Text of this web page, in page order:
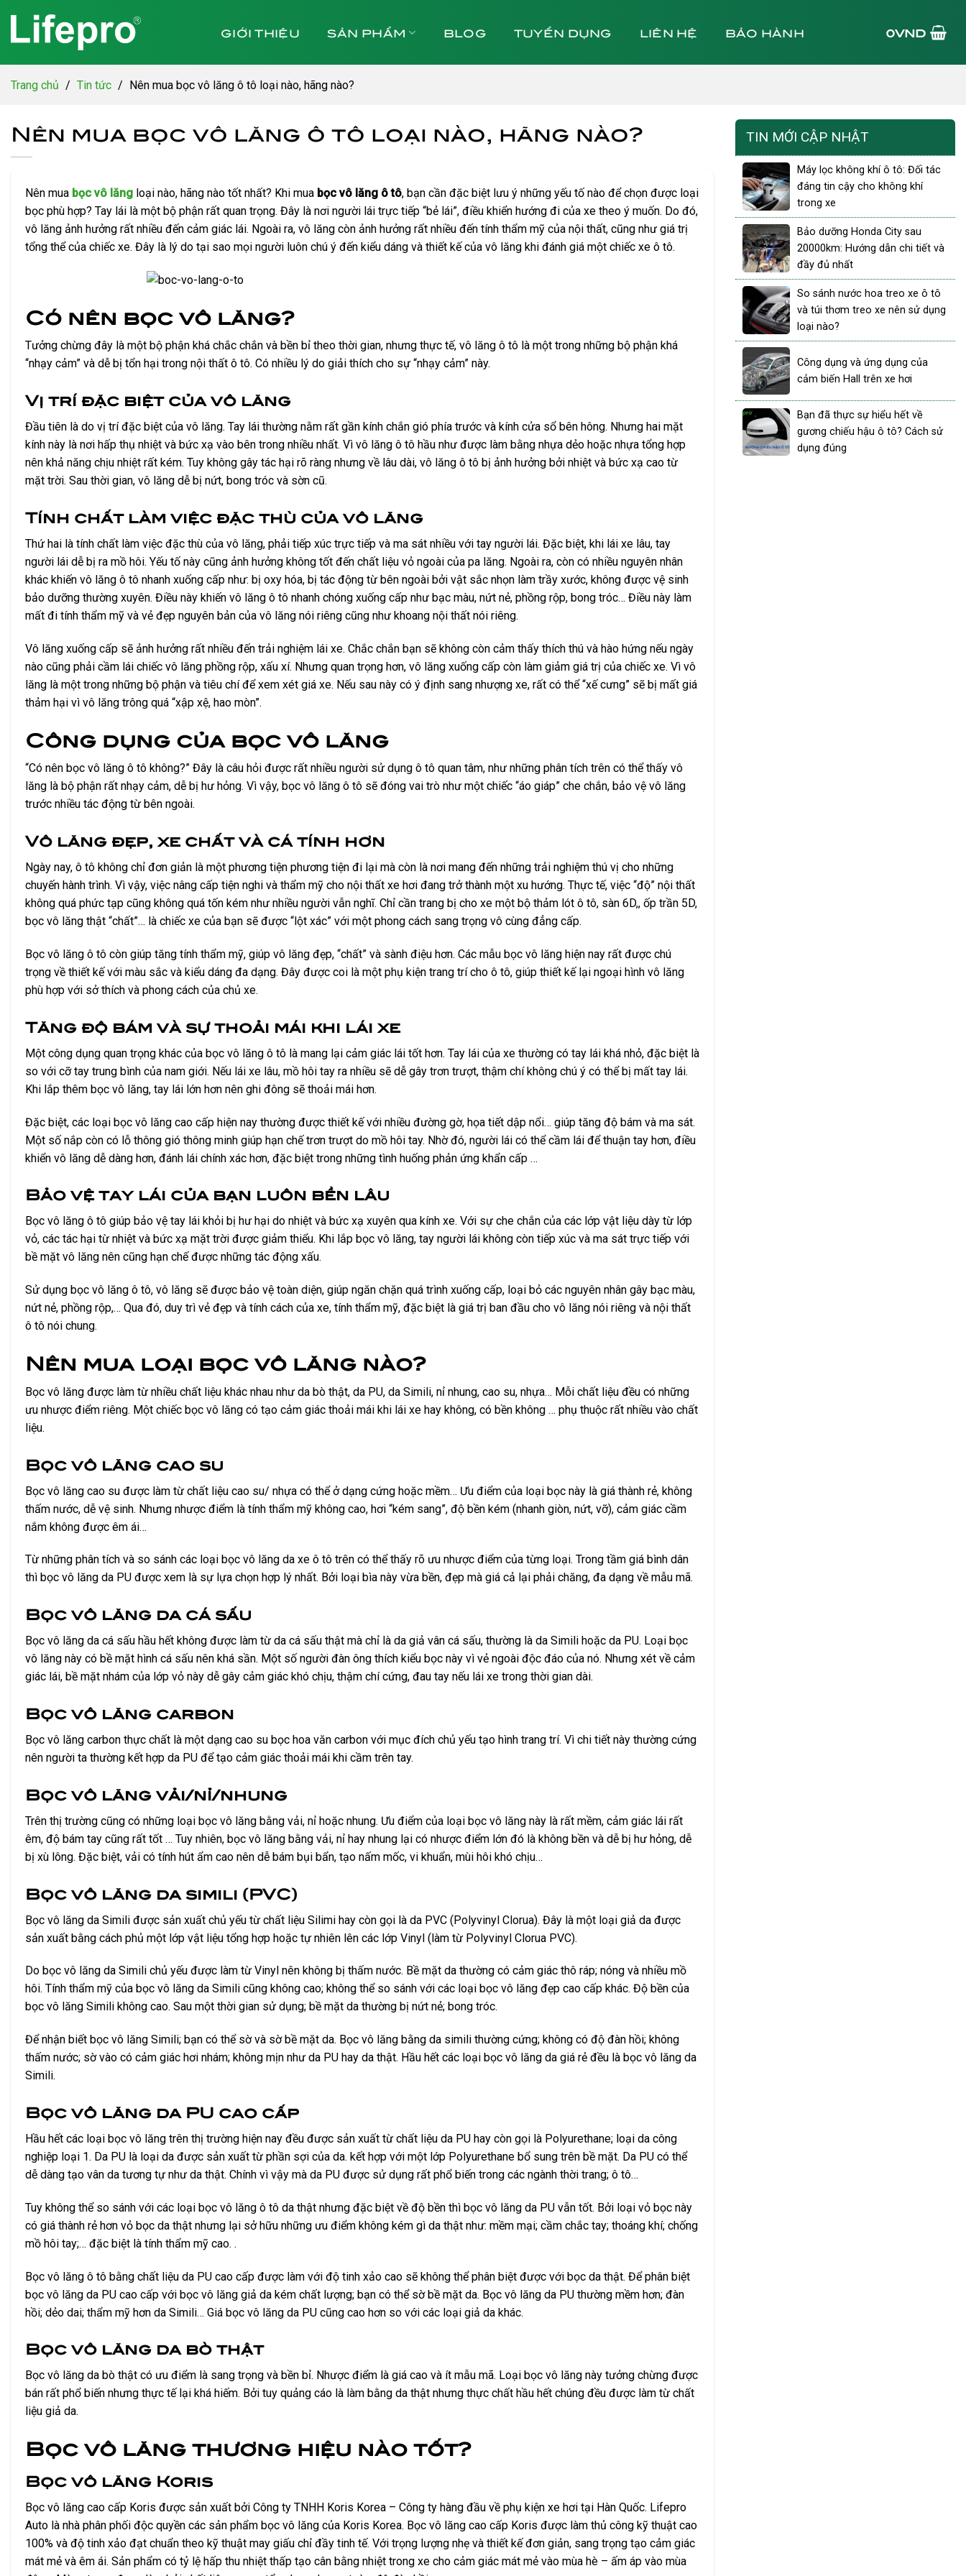
nội
dung
GIỚI THIỆU SẢN PHẨM BLOG TUYỂN DỤNG LIÊN HỆ BẢO HÀNH 0VND
Trang chủ / Tin tức / Nên mua bọc vô lăng ô tô loại nào, hãng nào?
Nên mua bọc vô lăng ô tô loại nào, hãng nào?
Nên mua bọc vô lăng loại nào, hãng nào tốt nhất? Khi mua bọc vô lăng ô tô, bạn cần đặc biệt lưu ý những yếu tố nào để chọn được loại
bọc phù hợp? Tay lái là một bộ phận rất quan trọng. Đây là nơi người lái trực tiếp “bẻ lái”, điều khiển hướng đi của xe theo ý muốn. Do đó,
vô lăng ảnh hưởng rất nhiều đến cảm giác lái. Ngoài ra, vô lăng còn ảnh hưởng rất nhiều đến tính thẩm mỹ của nội thất, cũng như giá trị
tổng thể của chiếc xe. Đây là lý do tại sao mọi người luôn chú ý đến kiểu dáng và thiết kế của vô lăng khi đánh giá một chiếc xe ô tô.
Có nên bọc vô lăng?
Tưởng chừng đây là một bộ phận khá chắc chắn và bền bỉ theo thời gian, nhưng thực tế, vô lăng ô tô là một trong những bộ phận khá
“nhạy cảm” và dễ bị tổn hại trong nội thất ô tô. Có nhiều lý do giải thích cho sự “nhạy cảm” này.
Vị trí đặc biệt của vô lăng
Đầu tiên là do vị trí đặc biệt của vô lăng. Tay lái thường nằm rất gần kính chắn gió phía trước và kính cửa sổ bên hông. Nhưng hai mặt
kính này là nơi hấp thụ nhiệt và bức xạ vào bên trong nhiều nhất. Vì vô lăng ô tô hầu như được làm bằng nhựa dẻo hoặc nhựa tổng hợp
nên khả năng chịu nhiệt rất kém. Tuy không gây tác hại rõ ràng nhưng về lâu dài, vô lăng ô tô bị ảnh hưởng bởi nhiệt và bức xạ cao từ
mặt trời. Sau thời gian, vô lăng dễ bị nứt, bong tróc và sờn cũ.
Tính chất làm việc đặc thù của vô lăng
Thứ hai là tính chất làm việc đặc thù của vô lăng, phải tiếp xúc trực tiếp và ma sát nhiều với tay người lái. Đặc biệt, khi lái xe lâu, tay
người lái dễ bị ra mồ hôi. Yếu tố này cũng ảnh hưởng không tốt đến chất liệu vỏ ngoài của pa lăng. Ngoài ra, còn có nhiều nguyên nhân
khác khiến vô lăng ô tô nhanh xuống cấp như: bị oxy hóa, bị tác động từ bên ngoài bởi vật sắc nhọn làm trầy xước, không được vệ sinh
bảo dưỡng thường xuyên. Điều này khiến vô lăng ô tô nhanh chóng xuống cấp như bạc màu, nứt nẻ, phồng rộp, bong tróc… Điều này làm
mất đi tính thẩm mỹ và vẻ đẹp nguyên bản của vô lăng nói riêng cũng như khoang nội thất nói riêng.
Vô lăng xuống cấp sẽ ảnh hưởng rất nhiều đến trải nghiệm lái xe. Chắc chắn bạn sẽ không còn cảm thấy thích thú và hào hứng nếu ngày
nào cũng phải cầm lái chiếc vô lăng phồng rộp, xấu xí. Nhưng quan trọng hơn, vô lăng xuống cấp còn làm giảm giá trị của chiếc xe. Vì vô
lăng là một trong những bộ phận và tiêu chí để xem xét giá xe. Nếu sau này có ý định sang nhượng xe, rất có thể “xế cưng” sẽ bị mất giá
thảm hại vì vô lăng trông quá “xập xệ, hao mòn”.
Công dụng của bọc vô lăng
“Có nên bọc vô lăng ô tô không?” Đây là câu hỏi được rất nhiều người sử dụng ô tô quan tâm, như những phân tích trên có thể thấy vô
lăng là bộ phận rất nhạy cảm, dễ bị hư hỏng. Vì vậy, bọc vô lăng ô tô sẽ đóng vai trò như một chiếc “áo giáp” che chắn, bảo vệ vô lăng
trước nhiều tác động từ bên ngoài.
Vô lăng đẹp, xe chất và cá tính hơn
Ngày nay, ô tô không chỉ đơn giản là một phương tiện phương tiện đi lại mà còn là nơi mang đến những trải nghiệm thú vị cho những
chuyến hành trình. Vì vậy, việc nâng cấp tiện nghi và thẩm mỹ cho nội thất xe hơi đang trở thành một xu hướng. Thực tế, việc “độ” nội thất
không quá phức tạp cũng không quá tốn kém như nhiều người vẫn nghĩ. Chỉ cần trang bị cho xe một bộ thảm lót ô tô, sàn 6D,, ốp trần 5D,
bọc vô lăng thật “chất”… là chiếc xe của bạn sẽ được “lột ​​xác” với một phong cách sang trọng vô cùng đẳng cấp.
Bọc vô lăng ô tô còn giúp tăng tính thẩm mỹ, giúp vô lăng đẹp, “chất” và sành điệu hơn. Các mẫu bọc vô lăng hiện nay rất được chú
trọng về thiết kế với màu sắc và kiểu dáng đa dạng. Đây được coi là một phụ kiện trang trí cho ô tô, giúp thiết kế lại ngoại hình vô lăng
phù hợp với sở thích và phong cách của chủ xe.
Tăng độ bám và sự thoải mái khi lái xe
Một công dụng quan trọng khác của bọc vô lăng ô tô là mang lại cảm giác lái tốt hơn. Tay lái của xe thường có tay lái khá nhỏ, đặc biệt là
so với cỡ tay trung bình của nam giới. Nếu lái xe lâu, mồ hôi tay ra nhiều sẽ dễ gây trơn trượt, thậm chí không chú ý có thể bị mất tay lái.
Khi lắp thêm bọc vô lăng, tay lái lớn hơn nên ghi đông sẽ thoải mái hơn.
Đặc biệt, các loại bọc vô lăng cao cấp hiện nay thường được thiết kế với nhiều đường gờ, họa tiết dập nổi… giúp tăng độ bám và ma sát.
Một số nắp còn có lỗ thông gió thông minh giúp hạn chế trơn trượt do mồ hôi tay. Nhờ đó, người lái có thể cầm lái để thuận tay hơn, điều
khiển vô lăng dễ dàng hơn, đánh lái chính xác hơn, đặc biệt trong những tình huống phản ứng khẩn cấp …
Bảo vệ tay lái của bạn luôn bền lâu
Bọc vô lăng ô tô giúp bảo vệ tay lái khỏi bị hư hại do nhiệt và bức xạ xuyên qua kính xe. Với sự che chắn của các lớp vật liệu dày từ lớp
vỏ, các tác hại từ nhiệt và bức xạ mặt trời được giảm thiểu. Khi lắp bọc vô lăng, tay người lái không còn tiếp xúc và ma sát trực tiếp với
bề mặt vô lăng nên cũng hạn chế được những tác động xấu.
Sử dụng bọc vô lăng ô tô, vô lăng sẽ được bảo vệ toàn diện, giúp ngăn chặn quá trình xuống cấp, loại bỏ các nguyên nhân gây bạc màu,
nứt nẻ, phồng rộp,… Qua đó, duy trì vẻ đẹp và tính cách của xe, tính thẩm mỹ, đặc biệt là giá trị ban đầu cho vô lăng nói riêng và nội thất
ô tô nói chung.
Nên mua loại bọc vô lăng nào?
Bọc vô lăng được làm từ nhiều chất liệu khác nhau như da bò thật, da PU, da Simili, nỉ nhung, cao su, nhựa… Mỗi chất liệu đều có những
ưu nhược điểm riêng. Một chiếc bọc vô lăng có tạo cảm giác thoải mái khi lái xe hay không, có bền không … phụ thuộc rất nhiều vào chất
liệu.
Bọc vô lăng cao su
Bọc vô lăng cao su được làm từ chất liệu cao su/ nhựa có thể ở dạng cứng hoặc mềm… Ưu điểm của loại bọc này là giá thành rẻ, không
thấm nước, dễ vệ sinh. Nhưng nhược điểm là tính thẩm mỹ không cao, hơi “kém sang”, độ bền kém (nhanh giòn, nứt, vỡ), cảm giác cầm
nắm không được êm ái…
Từ những phân tích và so sánh các loại bọc vô lăng da xe ô tô trên có thể thấy rõ ưu nhược điểm của từng loại. Trong tầm giá bình dân
thì bọc vô lăng da PU được xem là sự lựa chọn hợp lý nhất. Bởi loại bìa này vừa bền, đẹp mà giá cả lại phải chăng, đa dạng về mẫu mã.
Bọc vô lăng da cá sấu
Bọc vô lăng da cá sấu hầu hết không được làm từ da cá sấu thật mà chỉ là da giả vân cá sấu, thường là da Simili hoặc da PU. Loại bọc
vô lăng này có bề mặt hình cá sấu nên khá sần. Một số người đàn ông thích kiểu bọc này vì vẻ ngoài độc đáo của nó. Nhưng xét về cảm
giác lái, bề mặt nhám của lớp vỏ này dễ gây cảm giác khó chịu, thậm chí cứng, đau tay nếu lái xe trong thời gian dài.
Bọc vô lăng carbon
Bọc vô lăng carbon thực chất là một dạng cao su bọc hoa văn carbon với mục đích chủ yếu tạo hình trang trí. Vì chi tiết này thường cứng
nên người ta thường kết hợp da PU để tạo cảm giác thoải mái khi cầm trên tay.
Bọc vô lăng vải/nỉ/nhung
Trên thị trường cũng có những loại bọc vô lăng bằng vải, nỉ hoặc nhung. Ưu điểm của loại bọc vô lăng này là rất mềm, cảm giác lái rất
êm, độ bám tay cũng rất tốt … Tuy nhiên, bọc vô lăng bằng vải, nỉ hay nhung lại có nhược điểm lớn đó là không bền và dễ bị hư hỏng, dễ
bị xù lông. Đặc biệt, vải có tính hút ẩm cao nên dễ bám bụi bẩn, tạo nấm mốc, vi khuẩn, mùi hôi khó chịu…
Bọc vô lăng da simili (PVC)
Bọc vô lăng da Simili được sản xuất chủ yếu từ chất liệu Silimi hay còn gọi là da PVC (Polyvinyl Clorua). Đây là một loại giả da được
sản xuất bằng cách phủ một lớp vật liệu tổng hợp hoặc tự nhiên lên các lớp Vinyl (làm từ Polyvinyl Clorua PVC).
Do bọc vô lăng da Simili chủ yếu được làm từ Vinyl nên không bị thấm nước. Bề mặt da thường có cảm giác thô ráp; nóng và nhiều mồ
hôi. Tính thẩm mỹ của bọc vô lăng da Simili cũng không cao; không thể so sánh với các loại bọc vô lăng đẹp cao cấp khác. Độ bền của
bọc vô lăng Simili không cao. Sau một thời gian sử dụng; bề mặt da thường bị nứt nẻ; bong tróc.
Để nhận biết bọc vô lăng Simili; bạn có thể sờ và sờ bề mặt da. Bọc vô lăng bằng da simili thường cứng; không có độ đàn hồi; không
thấm nước; sờ vào có cảm giác hơi nhám; không mịn như da PU hay da thật. Hầu hết các loại bọc vô lăng da giá rẻ đều là bọc vô lăng da
Simili.
Bọc vô lăng da PU cao cấp
Hầu hết các loại bọc vô lăng trên thị trường hiện nay đều được sản xuất từ ​​chất liệu da PU hay còn gọi là Polyurethane; loại da công
nghiệp loại 1. Da PU là loại da được sản xuất từ ​​phần sợi của da. kết hợp với một lớp Polyurethane bổ sung trên bề mặt. Da PU có thể
dễ dàng tạo vân da tương tự như da thật. Chính vì vậy mà da PU được sử dụng rất phổ biến trong các ngành thời trang; ô tô…
Tuy không thể so sánh với các loại bọc vô lăng ô tô da thật nhưng đặc biệt về độ bền thì bọc vô lăng da PU vẫn tốt. Bởi loại vỏ bọc này
có giá thành rẻ hơn vỏ bọc da thật nhưng lại sở hữu những ưu điểm không kém gì da thật như: mềm mại; cầm chắc tay; thoáng khí; chống
mồ hôi tay;… đặc biệt là tính thẩm mỹ cao. .
Bọc vô lăng ô tô bằng chất liệu da PU cao cấp được làm với độ tinh xảo cao sẽ không thể phân biệt được với bọc da thật. Để phân biệt
bọc vô lăng da PU cao cấp với bọc vô lăng giả da kém chất lượng; bạn có thể sờ bề mặt da. Bọc vô lăng da PU thường mềm hơn; đàn
hồi; dẻo dai; thẩm mỹ hơn da Simili… Giá bọc vô lăng da PU cũng cao hơn so với các loại giả da khác.
Bọc vô lăng da bò thật
Bọc vô lăng da bò thật có ưu điểm là sang trọng và bền bỉ. Nhược điểm là giá cao và ít mẫu mã. Loại bọc vô lăng này tưởng chừng được
bán rất phổ biến nhưng thực tế lại khá hiếm. Bởi tuy quảng cáo là làm bằng da thật nhưng thực chất hầu hết chúng đều được làm từ chất
liệu giả da.
Bọc vô lăng thương hiệu nào tốt?
Bọc vô lăng Koris
Bọc vô lăng cao cấp Koris được sản xuất bởi Công ty TNHH Koris Korea – Công ty hàng đầu về phụ kiện xe hơi tại Hàn Quốc. Lifepro
Auto là nhà phân phối độc quyền các sản phẩm bọc vô lăng của Koris Korea. Bọc vô lăng cao cấp Koris được làm thủ công kỹ thuật cao
100% và độ tinh xảo đạt chuẩn theo kỹ thuật may giấu chỉ đầy tinh tế. Với trọng lượng nhẹ và thiết kế đơn giản, sang trọng tạo cảm giác
mát mẻ và êm ái. Sản phẩm có tỷ lệ hấp thu nhiệt thấp tạo cân bằng nhiệt trong xe cho cảm giác mát mẻ vào mùa hè – ấm áp vào mùa
TIN MỚI CẬP NHẬT
Máy lọc không khí ô tô: Đối tác
đáng tin cậy cho không khí
trong xe
Bảo dưỡng Honda City sau
20000km: Hướng dẫn chi tiết và
đầy đủ nhất
So sánh nước hoa treo xe ô tô
và túi thơm treo xe nên sử dụng
loại nào?
Công dụng và ứng dụng của
cảm biến Hall trên xe hơi
Bạn đã thực sự hiểu hết về
gương chiếu hậu ô tô? Cách sử
dụng đúng